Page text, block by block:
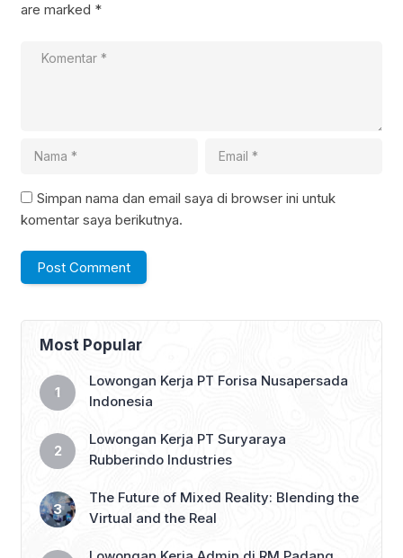
are marked *
Simpan nama dan email saya di browser ini untuk
komentar saya berikutnya.
Most Popular
Lowongan Kerja PT Forisa Nusapersada
Indonesia
Lowongan Kerja PT Suryaraya
Rubberindo Industries
The Future of Mixed Reality: Blending the
Virtual and the Real